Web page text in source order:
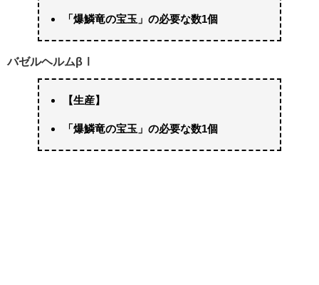
「爆鱗竜の宝玉」の必要な数1個
バゼルヘルムβⅠ
【生産】
「爆鱗竜の宝玉」の必要な数1個